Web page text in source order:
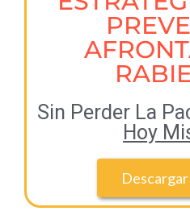
Sin Perder La
Hoy